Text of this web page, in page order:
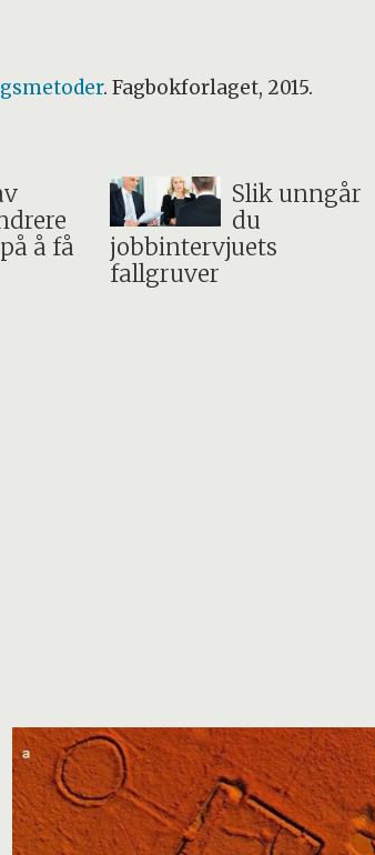
. Fagbokforlaget, 2015.
å få
Slik unngår
du
jobbintervjuets
fallgruver